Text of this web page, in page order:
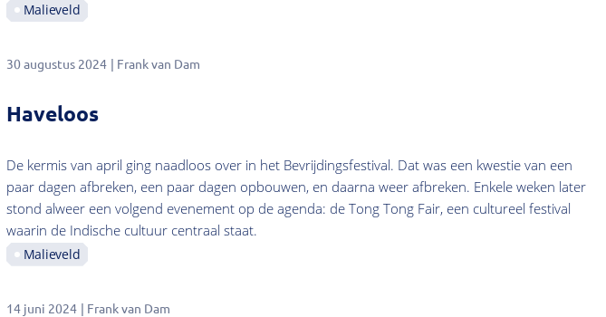
Malieveld
30 augustus 2024 Frank van Dam
Haveloos
De kermis van april ging naadloos over in het Bevrijdingsfestival. Dat was een kwestie van een
paar dagen afbreken, een paar dagen opbouwen, en daarna weer afbreken. Enkele weken later
stond alweer een volgend evenement op de agenda: de Tong Tong Fair, een cultureel festival
waarin de Indische cultuur centraal staat.
Malieveld
14 juni 2024 Frank van Dam